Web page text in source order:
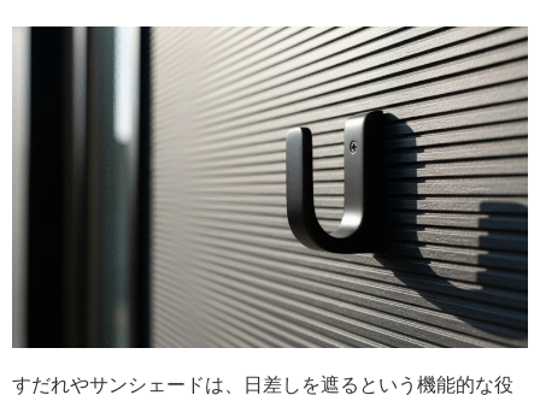
すだれやサンシェードは、日差しを遮るという機能的な役